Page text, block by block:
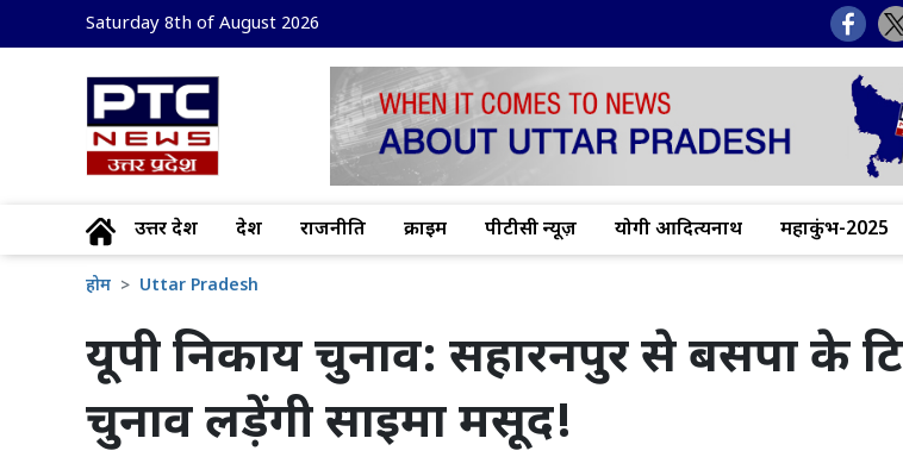
Saturday 8th of August 2026
उत्तर प्रदेश देश राजनीति क्राइम पीटीसी न्यूज़ योगी आदित्यनाथ महाकुंभ-2025
होम Uttar Pradesh
यूपी निकाय चुनाव: सहारनपुर से बसपा के
चुनाव लड़ेंगी साइमा मसूद!